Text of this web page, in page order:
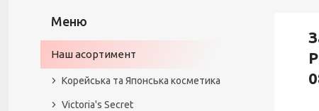
Наш асортимент
Корейська та Японська косметика
Victoria's Secret